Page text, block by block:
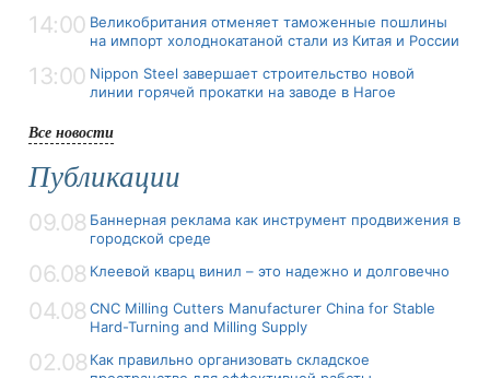
14:00 Великобритания отменяет таможенные пошлины
на импорт холоднокатаной стали из Китая и России
13:00 Nippon Steel завершает строительство новой
линии горячей прокатки на заводе в Нагое
Все новости
Публикации
09.08 Баннерная реклама как инструмент продвижения в
городской среде
06.08 Клеевой кварц винил – это надежно и долговечно
04.08 CNC Milling Cutters Manufacturer China for Stable
Hard-Turning and Milling Supply
02.08 Как правильно организовать складское